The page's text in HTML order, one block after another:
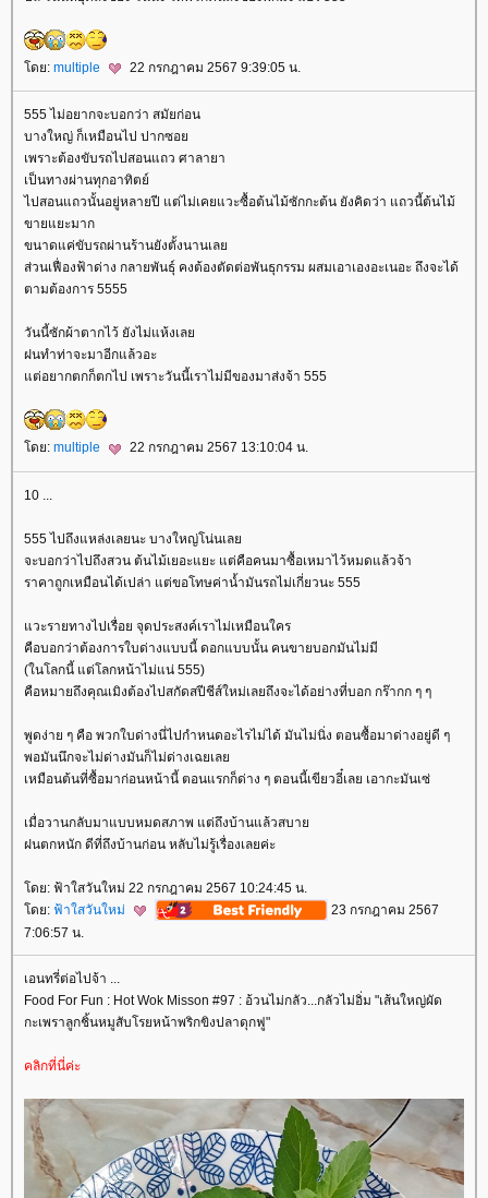
ดย: multiple 22 กรกฎาคม 2567 9:39:05 น.
555 ไม่อยากจะบอกว่า สมัยก่อน
บางใหญ่ ก็เหมือนไป ปากซอ
เพราะต้องขับรถไปสอนแถว ศาลายา
เป็นทางผ่านทุกอาทิตย์
ไปสอนแถวนั้นอยู่หลายปี แต่ไม่เคยแวะซื้อต้นไม้ซักกะต้น ยังคิดว่า แถวนี้ต้นไม้
ขายแยะมาก
ขนาดแค่ขับรถผ่านร้านยังตั้งนานเล
ส่วนเฟื่องฟ้าด่าง กลายพันธุ์ คงต้องตัดต่อพันธุกรรม ผสมเอาเองอะเนอะ ถึงจะได้
ตามต้องการ 5555
วันนี้ซักผ้าตากไว้ ยังไม่แห้งเล
ฝนทำท่าจะมาอีกแล้วอะ
ต่อยากตกก็ตกไป เพราะวันนี้เราไม่มีของมาส่งจ้า 555
ดย: multiple 22 กรกฎาคม 2567 13:10:04 น.
10 ...
555 ไปถึงแหล่งเลยนะ บางใหญ่โน่นเล
จะบอกว่าไปถึงสวน ต้นไม้เยอะแยะ แต่คือคนมาซื้อเหมาไว้หมดแล้วจ้า
ราคาถูกเหมือนได้เปล่า แต่ขอโทษค่าน้ำมันรถไม่เกี่ยวนะ 555
วะรายทางไปเรื่อย จุดประสงค์เราไม่เหมือนใคร
คือบอกว่าต้องการใบด่างแบบนี้ ดอกแบบนั้น คนขายบอกมันไม่มี
(ในโลกนี้ แต่โลกหน้าไม่แน่ 555)
คือหมายถึงคุณเมิงต้องไปสกัดสปีชีส์ใหม่เลยถึงจะได้อย่างที่บอก กร๊ากก ๆ ๆ
พูดง่าย ๆ คือ พวกใบด่างนี่ไปกำหนดอะไรไม่ได้ มันไม่นิ่ง ตอนซื้อมาด่างอยู่ดี ๆ
พอมันนึกจะไม่ด่างมันก็ไม่ด่างเฉยเล
เหมือนต้นที่ซื้อมาก่อนหน้านี้ ตอนแรกก็ด่าง ๆ ตอนนี้เขียวอี๋เลย เอากะมันเซ่
เมื่อวานกลับมาแบบหมดสภาพ แต่ถึงบ้านแล้วสบา
ฝนตกหนัก ดีที่ถึงบ้านก่อน หลับไม่รู้เรื่องเลยค่ะ
ดย: ฟ้าใสวันใหม่ 22 กรกฎาคม 2567 10:24:45 น.
ดย: ฟ้าใสวันใหม่
23 กรกฎาคม 2567
7:06:57 น.
เอนทรี่ต่อไปจ้า ...
Food For Fun : Hot Wok Misson #97 : อ้วนไม่กลัว...กลัวไม่อิ่ม "เส้นใหญ่ผัด
กะเพราลูกชิ้นหมูสับโรยหน้าพริกขิงปลาดุกฟู"
คลิกที่นี่ค่ะ